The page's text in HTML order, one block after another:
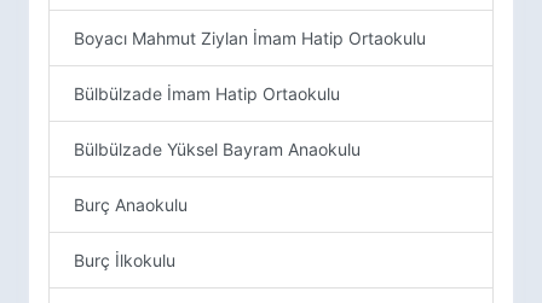
Boyacı Mahmut Ziylan İmam Hatip Ortaokulu
Bülbülzade İmam Hatip Ortaokulu
Bülbülzade Yüksel Bayram Anaokulu
Burç Anaokulu
Burç İlkokulu